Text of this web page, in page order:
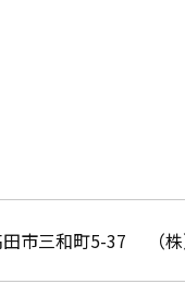
田市三和町5-37 （